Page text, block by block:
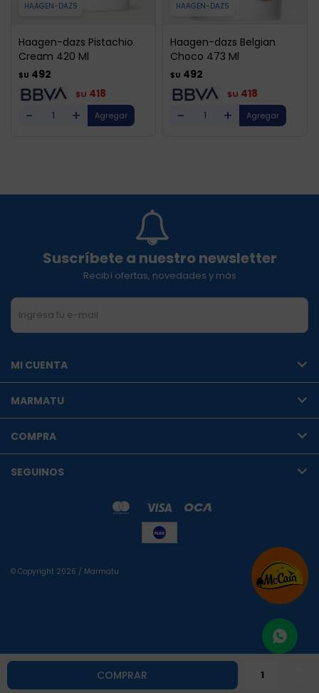
COMPRAR
HAAGEN-DAZS
Haagen-dazs Pistachio
Cream 420 Ml
$U 492
$U 418
- +
HAAGEN-DAZS
Haagen-dazs Belgian
Choco 473 Ml
$U 492
$U 418
- +
Suscríbete a nuestro newsletter
Recibí ofertas, novedades y más
MI CUENTA
MARMATU
COMPRA
SEGUINOS
© Copyright 2026 / Marmatu